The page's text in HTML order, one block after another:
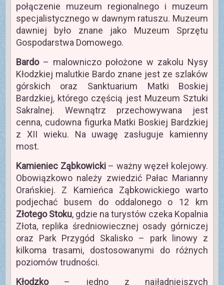
połączenie muzeum regionalnego i muzeum
specjalistycznego w dawnym ratuszu. Muzeum
dawniej było znane jako Muzeum Sprzętu
Gospodarstwa Domowego.
Bardo– malowniczo położone w zakolu Nysy
Kłodzkiej malutkie Bardo znane jest ze szlaków
górskich oraz Sanktuarium Matki Boskiej
Bardzkiej, którego częścią jest Muzeum Sztuki
Sakralnej. Wewnątrz przechowywana jest
cenna, cudowna figurka Matki Boskiej Bardzkiej
z XII wieku. Na uwagę zasługuje kamienny
most.
Kamieniec Ząbkowicki– ważny węzeł kolejowy.
Obowiązkowo należy zwiedzić Pałac Marianny
Orańskiej. Z Kamieńca Ząbkowickiego warto
podjechać busem do oddalonego o 12 km
Złotego Stoku, gdzie na turystów czeka Kopalnia
Złota, replika średniowiecznej osady górniczej
oraz Park Przygód Skalisko – park linowy z
kilkoma trasami, dostosowanymi do różnych
poziomów trudności.
Kłodzko– jedno z najładniejszych